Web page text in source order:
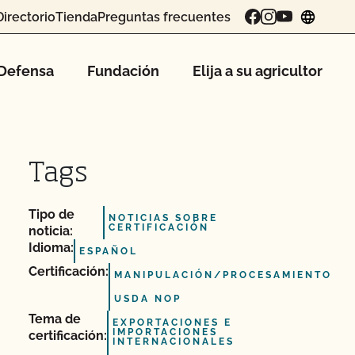
TiendaPreguntas frecuentes
Fundación Elija a su agricultor
Tags
Tipo de
noticia:
NOTICIAS SOBRE
CERTIFICACIÓN
Idioma: ESPAÑOL
Certificación: MANIPULACIÓN/PROCESAMIENTO
USDA NOP
Tema de
certificación:
EXPORTACIONES E
IMPORTACIONES
INTERNACIONALES